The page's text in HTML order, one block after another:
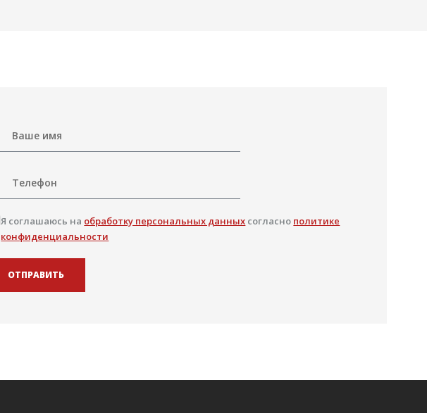
Я соглашаюсь на обработку персональных данных согласно политике
конфиденциальности
ОТПРАВИТЬ